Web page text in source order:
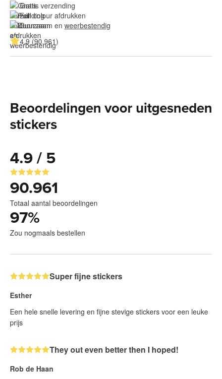
Gratis verzending
Full colour afdrukken
Duurzaam en weerbestendig
4.9 (90.961)
Beoordelingen voor uitgesneden
stickers
4.9 / 5
90.961
Totaal aantal beoordelingen
97%
Zou nogmaals bestellen
Super fijne stickers
Esther
Een hele snelle levering en fijne stevige stickers voor een leuke
prijs
They out even better then I hoped!
Rob de Haan